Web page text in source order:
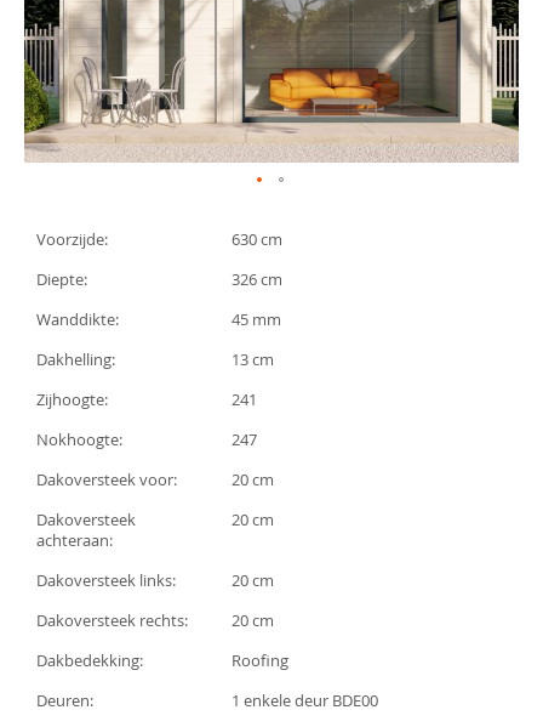
het
begin
van
de
afbeeldingen-
gallerij
Voorzijde:
630 cm
Diepte:
326 cm
Wanddikte:
45 mm
Dakhelling:
13 cm
Zijhoogte:
241
Nokhoogte:
247
Dakoversteek voor:
20 cm
Dakoversteek
achteraan:
20 cm
Dakoversteek links:
20 cm
Dakoversteek rechts:
20 cm
Dakbedekking:
Roofing
Deuren:
1 enkele deur BDE00